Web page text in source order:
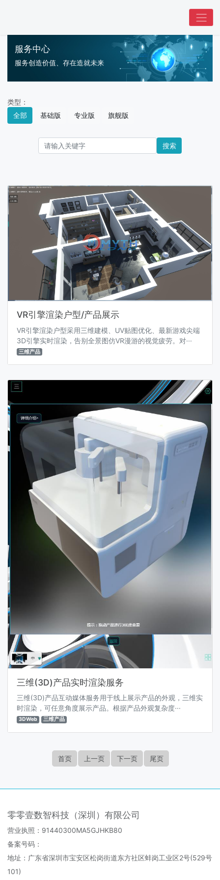
服务中心
服务创造价值、存在造就未来
类型：
全部
基础版 专业版 旗舰版
搜索
VR引擎渲染户型/产品展示
VR引擎渲染户型采用三维建模、UV贴图优化、最新游戏尖端
3D引擎实时渲染，告别全景图仿VR漫游的视觉疲劳。对···
三维产品
三维(3D)产品实时渲染服务
三维(3D)产品互动媒体服务用于线上展示产品的外观，三维实
时渲染，可任意角度展示产品。根据产品外观复杂度···
3DWeb 三维产品
首页 上一页 下一页 尾页
零零壹数智科技（深圳）有限公司
营业执照：91440300MA5GJHKB80
备案号码：
地址：广东省深圳市宝安区松岗街道东方社区蚌岗工业区2号(529号
101)